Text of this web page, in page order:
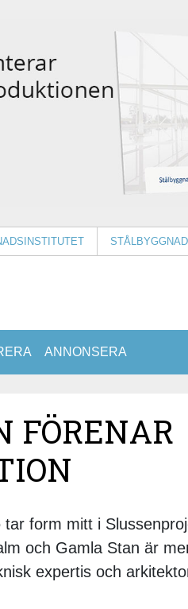
ANNONSERA
FÖRENAR
form mitt i
och Gamla Stan är
expertis och